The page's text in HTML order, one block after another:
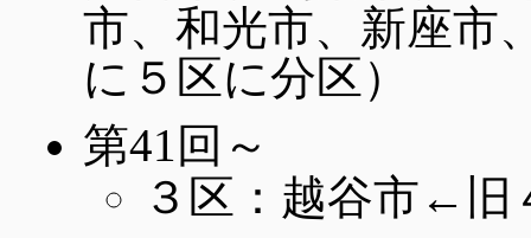
市、和光市、新座市
に５区に分区）
第41回～
３区：越谷市←旧